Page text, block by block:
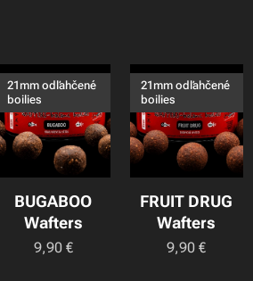
BUGABOO
Wafters
21mm odľahčené
boilies
9,90€
FRUIT DRUG
Wafters
21mm odľahčené
boilies
9,90 €